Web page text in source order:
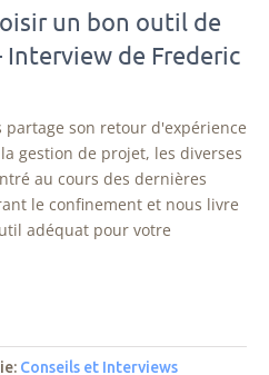
un bon outil de
de Frederic
partage son retour d'expérience
gestion de projet, les diverses
au cours des dernières
le confinement et nous livre
adéquat pour votre
Conseils et Interviews